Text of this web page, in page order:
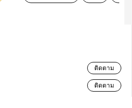
ติดตาม
ติดตาม